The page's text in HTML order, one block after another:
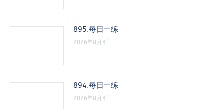
895.每日一练
2026年8月3日
894.每日一练
2026年8月3日